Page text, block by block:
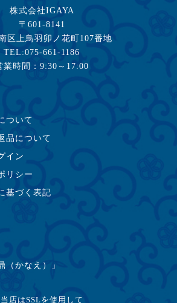
株式会社IGAYA
〒601-8141
区上鳥羽卯ノ花町107番地
TEL:075-661-1186
業時間：9:30～17:00
ついて
品について
イン
リシー
基づく表記
（かなえ）」
当店はSSLを使用して